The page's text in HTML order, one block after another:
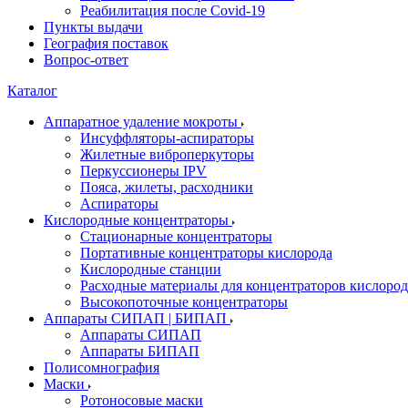
Реабилитация после Covid-19
Пункты выдачи
География поставок
Вопрос-ответ
Каталог
Аппаратное удаление мокроты
Инсуффляторы-аспираторы
Жилетные виброперкуторы
Перкуссионеры IPV
Пояса, жилеты, расходники
Аспираторы
Кислородные концентраторы
Стационарные концентраторы
Портативные концентраторы кислорода
Кислородные станции
Расходные материалы для концентраторов
Высокопоточные концентраторы
Аппараты СИПАП | БИПАП
Аппараты СИПАП
Аппараты БИПАП
Полисомнография
Маски
Ротоносовые маски